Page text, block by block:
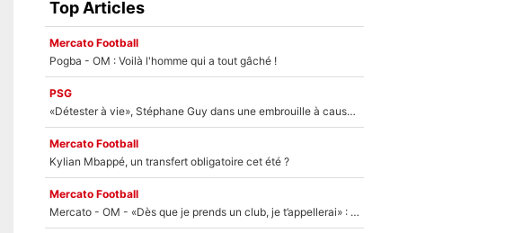
Top Articles
Mercato Football
Pogba - OM : Voilà l'homme qui a tout gâché !
PSG
«Détester à vie», Stéphane Guy dans une embrouille à cause du PSG !
Mercato Football
Kylian Mbappé, un transfert obligatoire cet été ?
Mercato Football
Mercato - OM - «Dès que je prends un club, je t’appellerai» : La promesse de Marcelino au moment de claquer la porte